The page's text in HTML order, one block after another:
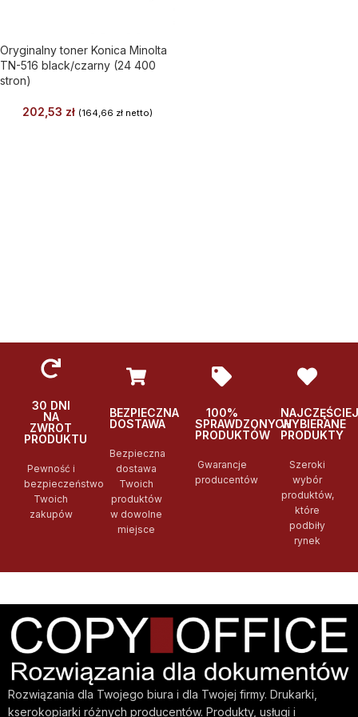
Oryginalny toner Konica Minolta
TN-516 black/czarny (24 400
stron)
202,53 zł (164,66 zł netto)
30 DNI
NA
ZWROT
PRODUKTU
Pewność i
bezpieczeństwo
Twoich
zakupów
BEZPIECZNA
DOSTAWA
Bezpieczna
dostawa
Twoich
produktów
w dowolne
miejsce
100%
SPRAWDZONYCH
PRODUKTÓW
Gwarancje
producentów
NAJCZĘŚCIEJ
WYBIERANE
PRODUKTY
Szeroki
wybór
produktów,
które
podbiły
rynek
Rozwiązania dla Twojego biura i dla Twojej firmy. Drukarki,
kserokopiarki różnych producentów. Produkty, usługi i